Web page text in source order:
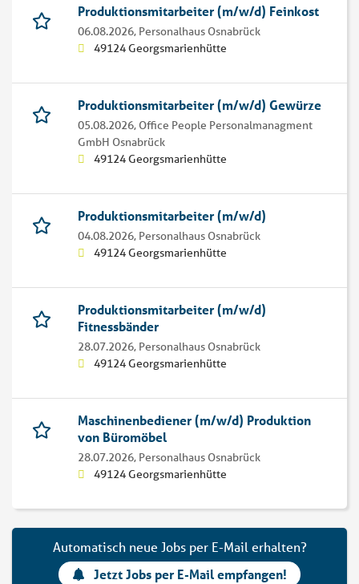
Produktionsmitarbeiter (m/w/d) Feinkost
06.08.2026, Personalhaus Osnabrück
49124 Georgsmarienhütte
Produktionsmitarbeiter (m/w/d) Gewürze
05.08.2026, Office People Personalmanagment
GmbH Osnabrück
49124 Georgsmarienhütte
Produktionsmitarbeiter (m/w/d)
04.08.2026, Personalhaus Osnabrück
49124 Georgsmarienhütte
Produktionsmitarbeiter (m/w/d)
Fitnessbänder
28.07.2026, Personalhaus Osnabrück
49124 Georgsmarienhütte
Maschinenbediener (m/w/d) Produktion
von Büromöbel
28.07.2026, Personalhaus Osnabrück
49124 Georgsmarienhütte
Automatisch neue Jobs per E-Mail erhalten?
Jetzt Jobs per E-Mail empfangen!